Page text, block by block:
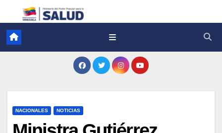
NACIONALES NOTICIAS